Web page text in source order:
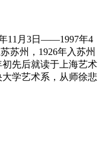
11月3日——1997年4
苏州，1926年入苏州
初先后就读于上海艺术
学艺术系，从师徐悲